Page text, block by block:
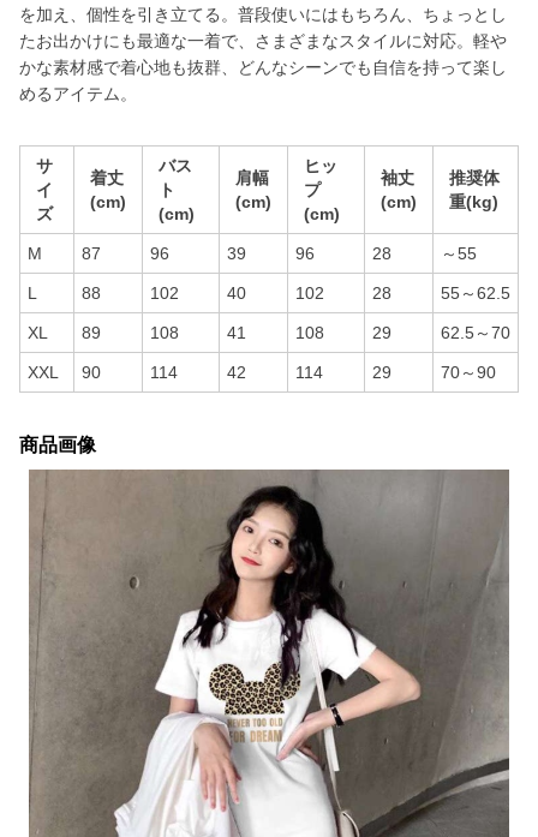
を加え、個性を引き立てる。普段使いにはもちろん、ちょっとし
たお出かけにも最適な一着で、さまざまなスタイルに対応。軽や
かな素材感で着心地も抜群、どんなシーンでも自信を持って楽し
めるアイテム。
サ
イ
ズ
着丈
(cm)
バス
ト
(cm)
肩幅
(cm)
ヒッ
プ
(cm)
袖丈
(cm)
推奨体
重(kg)
M 87 96 39 96 28 ～55
L 88 102 40 102 28 55～62.5
XL 89 108 41 108 29 62.5～70
XXL 90 114 42 114 29 70～90
商品画像